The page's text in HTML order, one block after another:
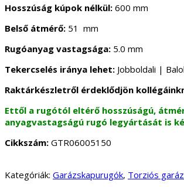
Hosszúság kúpok nélkül: 600 mm
Belső átmérő: 51 mm
Rugóanyag vastagsága: 5.0 mm
Tekercselés iránya lehet: Jobboldali |
Raktárkészletről érdeklődjön
Ettől a rugótól eltérő hosszúságú,
anyagvastagságú rugó legyártását is
Cikkszám: GTR06005150
Kategóriák: Garázskapurugók, Torziós